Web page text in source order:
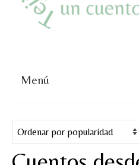
Menú
Juegos y puzles